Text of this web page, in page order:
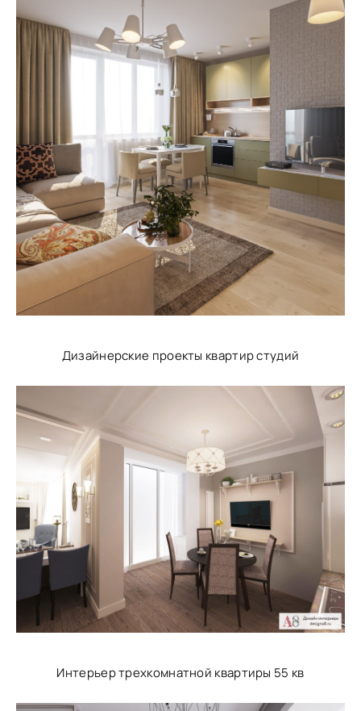
Дизайнерские проекты квартир студий
Интерьер трехкомнатной квартиры 55 кв